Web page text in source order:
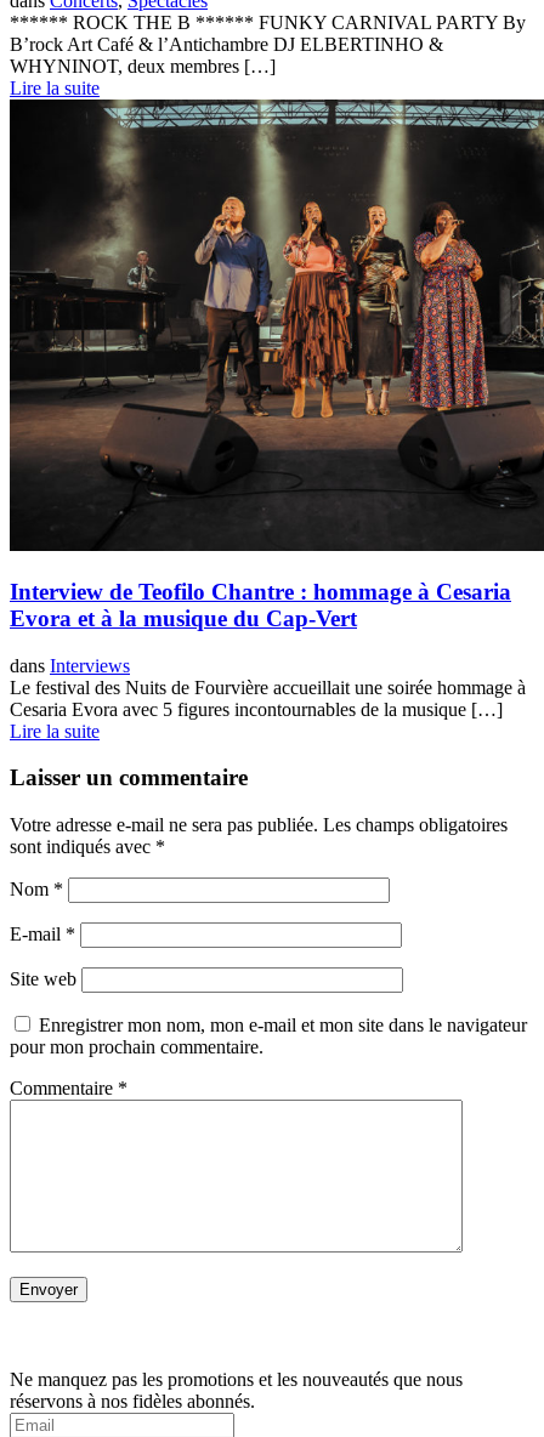
****** ROCK THE B ****** FUNKY CARNIVAL PARTY By
B’rock Art Café & l’Antichambre DJ ELBERTINHO &
WHYNINOT, deux membres […]
Lire la suite
Interview de Teofilo Chantre : hommage à Cesaria
Evora et à la musique du Cap-Vert
dans Interviews
Le festival des Nuits de Fourvière accueillait une soirée hommage à
Cesaria Evora avec 5 figures incontournables de la musique […]
Lire la suite
Laisser un commentaire
Votre adresse e-mail ne sera pas publiée. Les champs obligatoires
sont indiqués avec *
Nom *
E-mail *
Site web
Enregistrer mon nom, mon e-mail et mon site dans le navigateur
pour mon prochain commentaire.
Commentaire *
Ne manquez pas les promotions et les nouveautés que nous
réservons à nos fidèles abonnés.